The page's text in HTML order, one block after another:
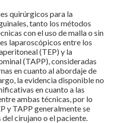
quirúrgicos para la
tanto los métodos
con el uso de malla o sin
laparoscópicos entre los
(TEP) y la
(TAPP), consideradas
en cuanto al abordaje de
la evidencia disponible no
en cuanto a las
ambas técnicas, por lo
y TAPP generalmente se
cirujano o el paciente.